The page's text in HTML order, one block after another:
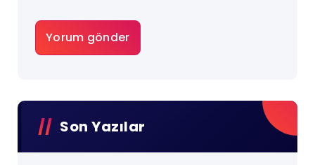
Son Yazılar